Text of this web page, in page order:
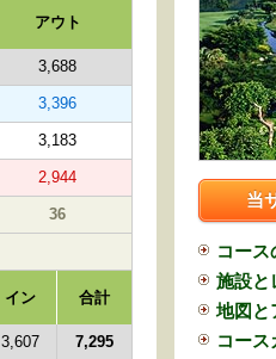
アウト
3,688
3,396
3,183
2,944
36
イン 合計
3,607 7,295
当
コース
施設と
地図と
コース